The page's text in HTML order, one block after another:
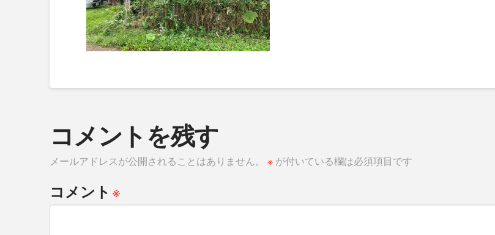
コメントを残す
メールアドレスが公開されることはありません。 ※が付いている欄は必須項目です
コメント※